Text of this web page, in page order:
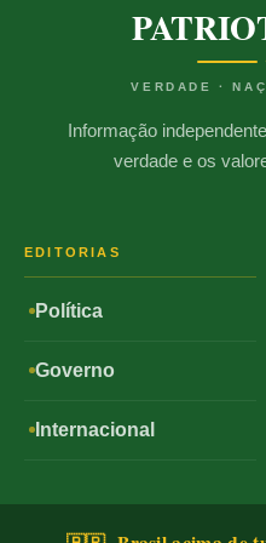
VERDADE ·
Informação
verdade e os
EDITORIAS
Política
Governo
Internacional